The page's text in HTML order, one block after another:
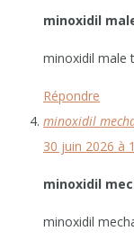
minoxidil
minoxidil male
Répondre
minoxidil
30 juin 2026 à
minoxidil
minoxidil